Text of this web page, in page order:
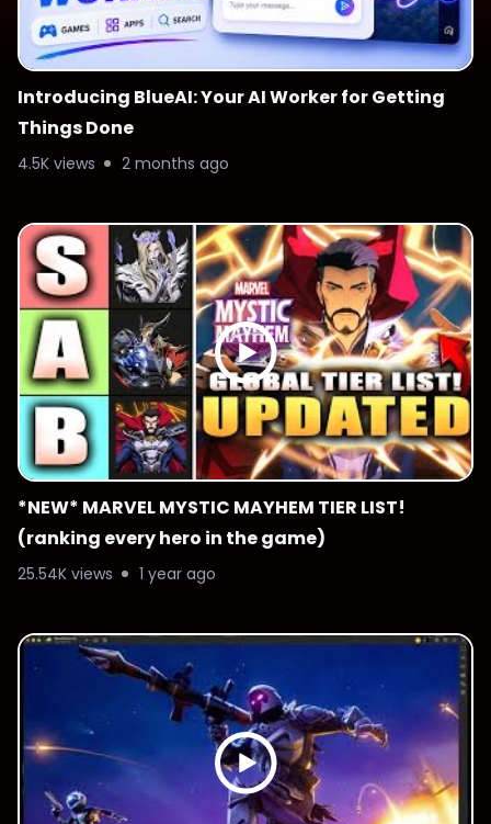
Introducing BlueAI: Your AI Worker for Getting
Things Done
4.5K views 2 months ago
*NEW* MARVEL MYSTIC MAYHEM TIER LIST!
(ranking every hero in the game)
25.54K views 1 year ago